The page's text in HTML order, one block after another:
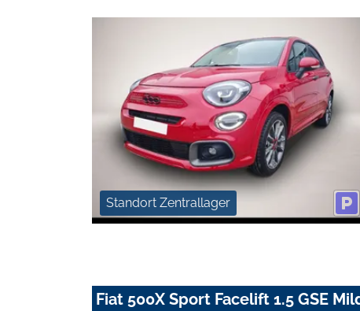
Standort Zentrallager
Fiat 500X Sport Facelift 1.5 GSE